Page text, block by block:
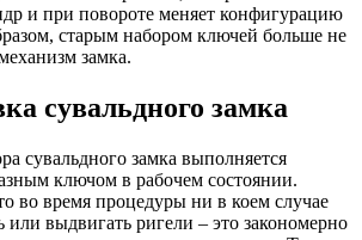
и при повороте меняет конфигурацию
старым набором ключей больше не
замка.
сувальдного замка
сувальдного замка выполняется
ключом в рабочем состоянии.
во время процедуры ни в коем случае
или выдвигать ригели – это закономерно